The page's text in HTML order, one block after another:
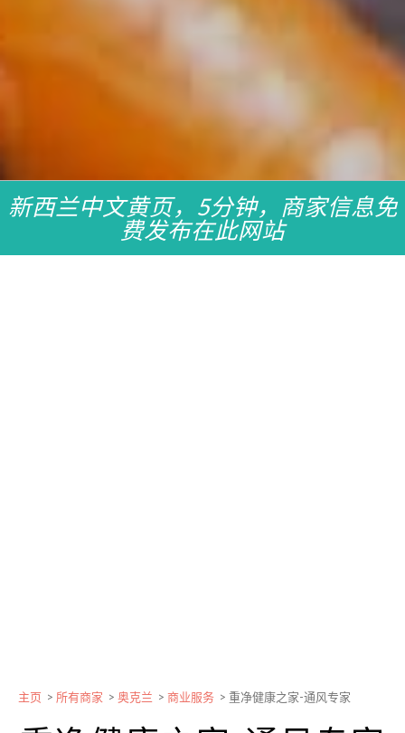
新西兰中文黄页，5分钟，商家信息免
费发布在此网站
主页 > 所有商家 > 奥克兰 > 商业服务 > 重净健康之家-通风专家